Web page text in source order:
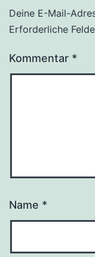
Deine E-Mail-
Erforderliche
Kommentar *
Name *